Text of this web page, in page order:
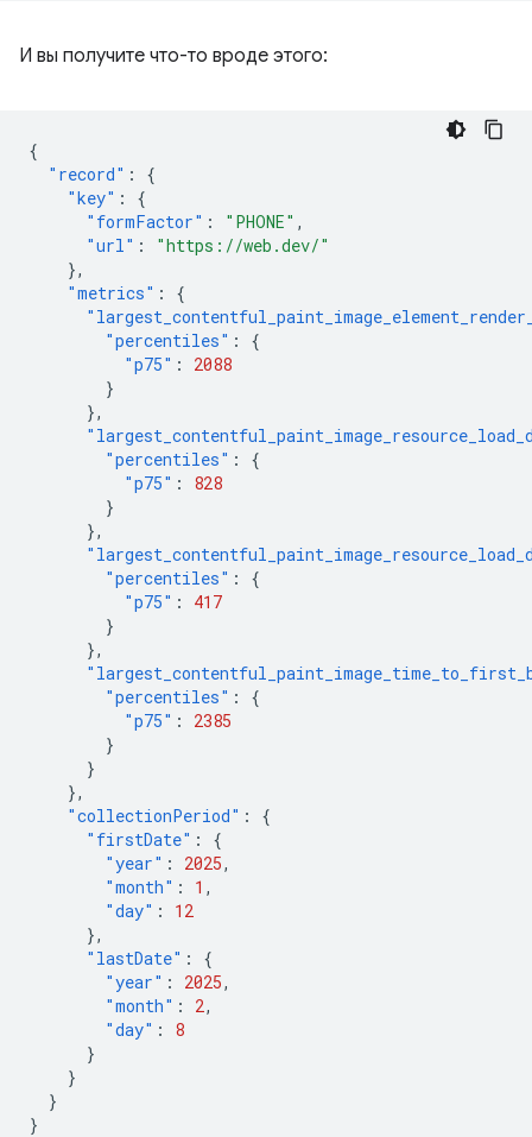
И вы получите что-то вроде этого:
{
"record" :
{
"key" :
{
"formFactor" : "PHONE" ,
"url" :
"https://web.dev/"
},
"metrics" :
{
"percentiles" :
{
"p75" :
2088
}
},
"percentiles" :
{
"p75" :
828
}
},
"percentiles" :
{
"p75" :
417
}
},
"percentiles" :
{
"p75" :
2385
}
}
},
"collectionPeriod" :
{
"firstDate" :
{
"year" : 2025,
"month" : 1 ,
"day" :
12
},
"lastDate" :
{
"year" : 2025,
"month" : 2,
"day" :
8
}
}
}
}